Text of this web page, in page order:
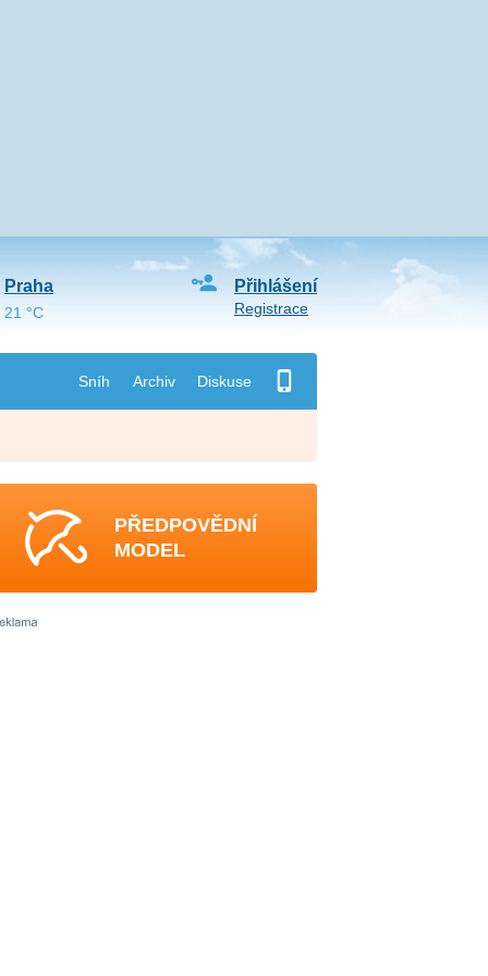
Sníh Archiv Diskuse
Přihlášení
Registrace
Praha
21 °C
PŘEDPOVĚDNÍ
MODEL